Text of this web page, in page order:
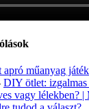
apró műanyag
DIY ötlet:
vagy lélekben?